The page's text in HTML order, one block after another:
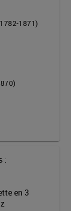
1871)
:
en 3